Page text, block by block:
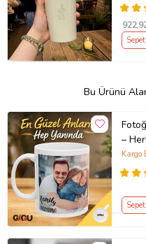
922
Bu Ürünü
–
Kargo